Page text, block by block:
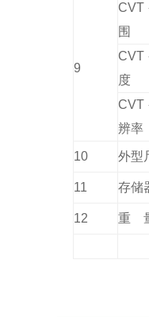
9
CVT
围
CVT
度
CVT
辨率
10 外型
11 存储
12 重